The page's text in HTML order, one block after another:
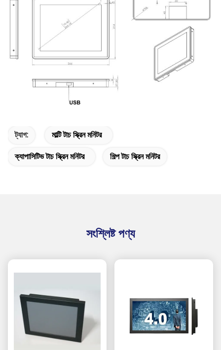
ট্যাগ:
মাল্টি টাচ স্ক্রিন মনিটর
ক্যাপাসিটিভ টাচ স্ক্রিন মনিটর
শিল্প টাচ স্ক্রিন মনিটর
সংশ্লিষ্ট পণ্য